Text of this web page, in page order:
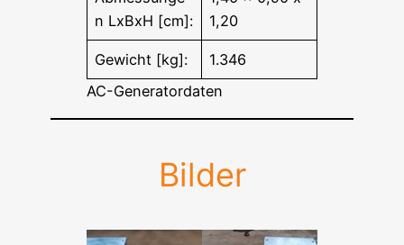
n LxBxH [cm]:
1,20
Gewicht [kg]:
1.346
AC-Generatordaten
Bilder